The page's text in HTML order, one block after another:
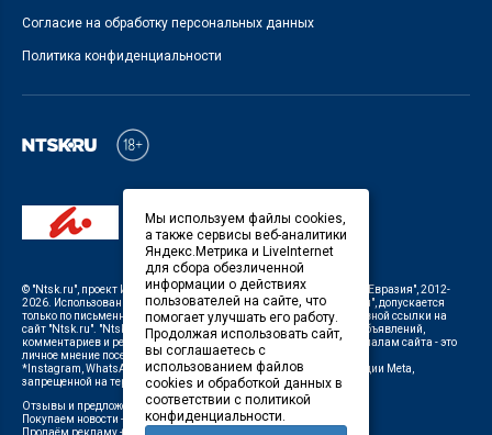
Согласие на обработку персональных данных
Политика конфиденциальности
© "Ntsk.ru", проект ИП Савин В.В. Служба информации: ООО "ТРК "Евразия", 2012-
2026. Использование материалов, размещенных на сайте
"Ntsk.ru", допускается
только по письменному разрешению Редакции с указанием активной ссылки на
сайт "Ntsk.ru". "Ntsk.ru" не несет ответственности за содержание объявлений,
комментариев и рекламных материалов. Комментарии к материалам сайта - это
личное мнение посетителей сайта.
*Instagram, WhatsApp (Ватсап), Facebook (принадлежат корпорации Meta,
запрещенной на территории Российской Федерации)
Отзывы и предложения о работе портала: orsk@orsk.ru
Покупаем новости +7(3537) 611-000,ntsk@orsk.ru
Продаём рекламу +7 (3537) 25-08-07,
Мы используем файлы cookies,
а также сервисы веб-аналитики
Яндекс.Метрика и LiveInternet
для сбора обезличенной
информации о действиях
пользователей на сайте, что
помогает улучшать его работу.
Продолжая использовать сайт,
вы соглашаетесь с
использованием файлов
cookies и обработкой данных в
соответствии с политикой
конфиденциальности.